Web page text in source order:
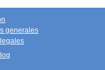
generales